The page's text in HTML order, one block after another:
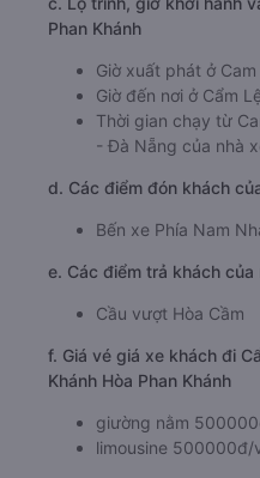
Phan Khánh
Giờ xuất phát ở
Giờ đến nơi ở Cẩm
Thời gian chạy từ
- Đà Nẵng của nhà
d. Các điểm đón khách
Bến xe Phía Nam
e. Các điểm trả khách của
Cầu vượt Hòa Cầm
f. Giá vé giá xe khách đi
Khánh Hòa Phan Khánh
giường nằm
limousine 500000đ/